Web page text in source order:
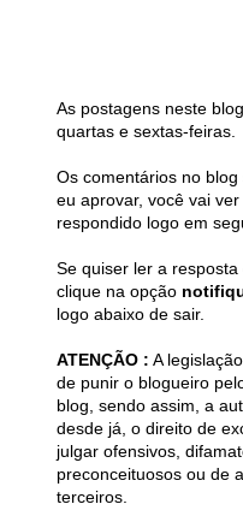
As postagens neste
quartas e sextas-feiras.
Os comentários no blog
eu aprovar, você vai
respondido logo em
Se quiser ler a
clique na opção
logo abaixo de sair.
ATENÇÃO : A
de punir o blogueiro
blog, sendo assim, a
desde já, o direito de
julgar ofensivos,
preconceituosos ou de
terceiros.